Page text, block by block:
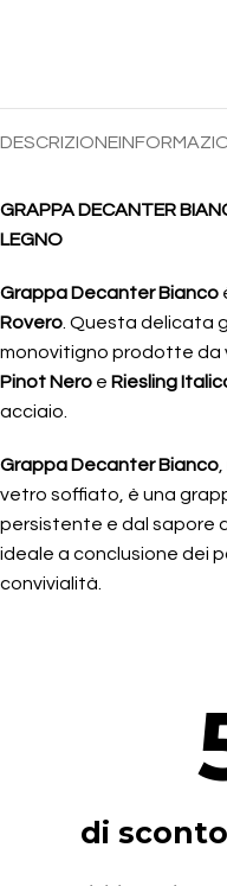
DESCRIZIONE
GRAPPA DECANTER
LEGNO
Grappa Decanter Bianco
Rovero . Questa delicata
monovitigno prodotte da
Pinot Nero e Riesling
acciaio.
Grappa Decanter Bianco
vetro soffiato, è una
persistente e dal sapore
ideale a conclusione dei
convivialità.
di